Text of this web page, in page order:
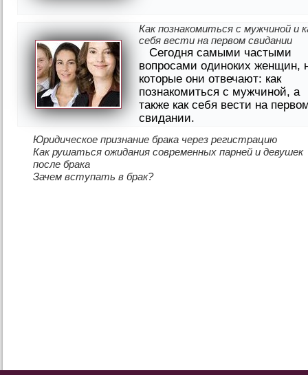
Как познакомиться с мужчиной и
себя вести на первом свидании
Сегодня самыми частыми
вопросами одиноких женщин,
которые они отвечают: как
познакомиться с мужчиной, а
также как себя вести на
свидании.
Юридическое признание брака через регистрацию
Как рушаться ожидания современных парней и девушек
после брака
Зачем вступать в брак?